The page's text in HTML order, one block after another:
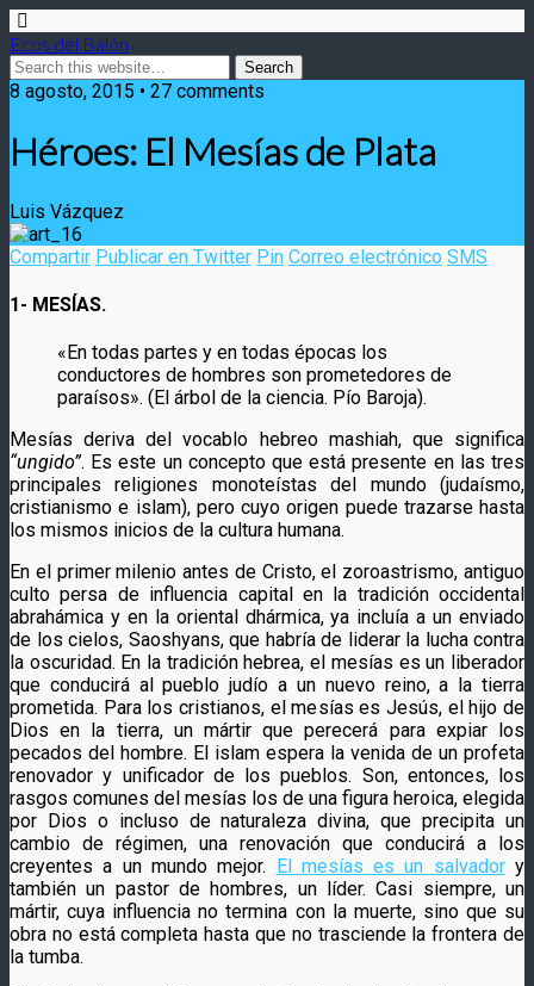
Ecos del Balón
8 agosto, 2015 • 27 comments
Héroes: El Mesías de Plata
Luis Vázquez
Compartir Publicar en Twitter Pin Correo electrónico SMS
1- MESÍAS.
«En todas partes y en todas épocas los
conductores de hombres son prometedores de
paraísos». (El árbol de la ciencia. Pío Baroja).
Mesías deriva del vocablo hebreo mashiah, que significa
“ungido”. Es este un concepto que está presente en las tres
principales religiones monoteístas del mundo (judaísmo,
cristianismo e islam), pero cuyo origen puede trazarse hasta
los mismos inicios de la cultura humana.
En el primer milenio antes de Cristo, el zoroastrismo, antiguo
culto persa de influencia capital en la tradición occidental
abrahámica y en la oriental dhármica, ya incluía a un enviado
de los cielos, Saoshyans, que habría de liderar la lucha contra
la oscuridad. En la tradición hebrea, el mesías es un liberador
que conducirá al pueblo judío a un nuevo reino, a la tierra
prometida. Para los cristianos, el mesías es Jesús, el hijo de
Dios en la tierra, un mártir que perecerá para expiar los
pecados del hombre. El islam espera la venida de un profeta
renovador y unificador de los pueblos. Son, entonces, los
rasgos comunes del mesías los de una figura heroica, elegida
por Dios o incluso de naturaleza divina, que precipita un
cambio de régimen, una renovación que conducirá a los
creyentes a un mundo mejor.
El mesías es un salvadory
también un pastor de hombres, un líder. Casi siempre, un
mártir, cuya influencia no termina con la muerte, sino que su
obra no está completa hasta que no trasciende la frontera de
la tumba.